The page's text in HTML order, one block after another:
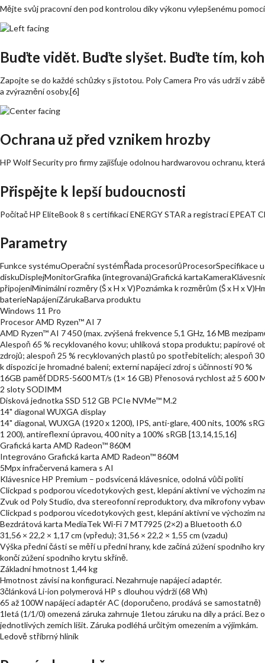
Mějte svůj pracovní den pod kontrolou díky výkonu vylepšenému
Buďte vidět. Buďte slyšet. Buďte tím,
Zapojte se do každé schůzky s jistotou. Poly Camera Pro vás udrží v
a zvýraznění osoby.[6]
Ochrana už před vznikem hrozby
HP Wolf Security pro firmy zajišťuje odolnou hardwarovou ochranu,
Přispějte k lepší budoucnosti
Počítač HP EliteBook 8 s certifikací ENERGY STAR a registrací EPEAT
Parametry
Funkce systémuOperační systémŘada procesorůProcesorSpecifikace
diskuDisplejMonitorGrafika (integrovaná)Grafická
připojeníMinimální rozměry (Š x H x V)Poznámka k rozměrům (Š x H x
baterieNapájeníZárukaBarva produktu
Windows 11 Pro
Procesor AMD Ryzen™ AI 7
AMD Ryzen™ AI 7 450 (max. zvýšená frekvence 5,1 GHz, 16 MB
Alespoň 65 % recyklovaného kovu; uhlíková stopa produktu; papírové
zdrojů; alespoň 25 % recyklovaných plastů po spotřebitelích; alespoň
k dispozici je hromadné balení; externí napájecí zdroj s účinností 90 %
16GB paměť DDR5-5600 MT/s (1× 16 GB) Přenosová rychlost až 5 600
2 sloty SODIMM
Disková jednotka SSD 512 GB PCIe NVMe™ M.2
14" diagonal WUXGA display
14" diagonal, WUXGA (1920 x 1200), IPS, anti-glare, 400 nits, 100%
1 200), antireflexní úpravou, 400 nity a 100% sRGB [13,14,15,16]
Grafická karta AMD Radeon™ 860M
Integrováno Grafická karta AMD Radeon™ 860M
5Mpx infračervená kamera s AI
Klávesnice HP Premium – podsvícená klávesnice, odolná vůči polití
Clickpad s podporou vícedotykových gest, klepání aktivní ve výchozím
Zvuk od Poly Studio, dva stereofonní reproduktory, dva mikrofony
Clickpad s podporou vícedotykových gest, klepání aktivní ve výchozím
Bezdrátová karta MediaTek Wi-Fi 7 MT7925 (2×2) a Bluetooth 6.0
31,56 × 22,2 × 1,17 cm (vpředu); 31,56 × 22,2 × 1,55 cm (vzadu)
Výška přední části se měří u přední hrany, kde začíná zúžení spodního
končí zúžení spodního krytu skříně.
Základní hmotnost 1,44 kg
Hmotnost závisí na konfiguraci. Nezahrnuje napájecí adaptér.
3článková Li-ion polymerová HP s dlouhou výdrží (68 Wh)
65 až 100W napájecí adaptér AC (doporučeno, prodává se samostatně)
1letá (1/1/0) omezená záruka zahrnuje 1letou záruku na díly a práci. Bez
jednotlivých zemích lišit. Záruka podléhá určitým omezením a výjimkám.
Ledově stříbrný hliník